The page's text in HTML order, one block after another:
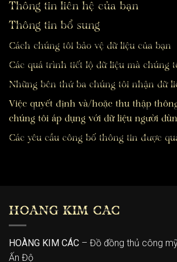
Thông tin liên hệ của bạn
Thông tin bổ sung
Cách chúng tôi bảo vệ dữ liệu của bạn
Các quá trình tiết lộ dữ liệu mà chúng
Những bên thứ ba chúng tôi nhận dữ
Việc quyết định và/hoặc thu thập
chúng tôi áp dụng với dữ liệu người
Các yêu cầu công bố thông tin được
HOÀNG KIM CÁC
HOÀNG KIM CÁC – Đồ đồng thủ công
Ấn Độ